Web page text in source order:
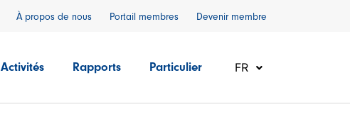
Activités Rapports Particulier FR
À propos de nous Portail membres Devenir membre